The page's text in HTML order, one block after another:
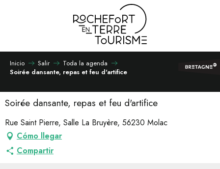
Inicio Salir
Toda la agenda
Soirée dansante, repas et feu d'artifice
Soirée dansante, repas et feu d'artifice
Rue Saint Pierre, Salle La Bruyère, 56230 Molac
Cómo llegar
Compartir